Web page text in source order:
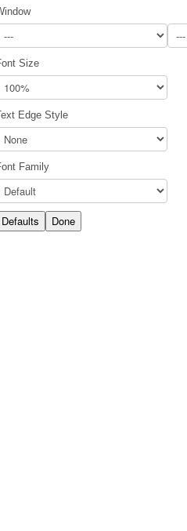
Size
Edge Style
Family
Defaults Done